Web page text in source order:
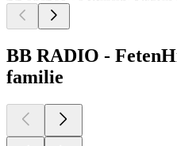
BB RADIO -
familie